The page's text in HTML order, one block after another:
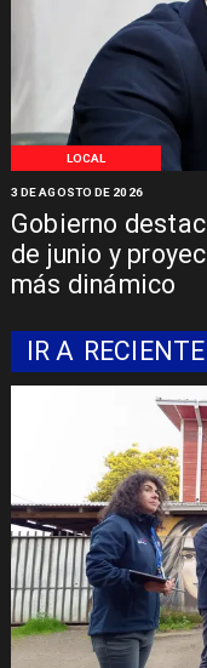
LOCAL
Gobierno
de junio y
más dinámico
3 DE AGOSTO DE 2026
IR A RECIENTE